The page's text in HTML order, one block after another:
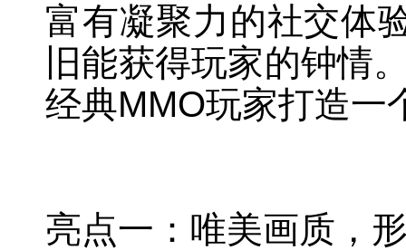
富有凝聚力的社交体
旧能获得玩家的钟情
经典MMO玩家打造一
亮点一：唯美画质，